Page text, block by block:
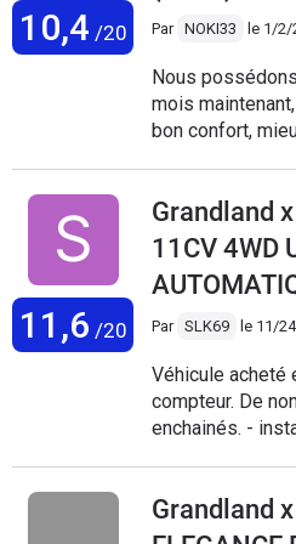
10,4 /20 Par NOKI33 le 1/2/
Nous
mois
bon confort,
prévoir pour
130cv, le
les 50 ou
de la boite auto
IMPÉRATIF sa
répétitions.
l'Opel
confortable.
11,6 /20
Grandland
11CV 4WD
Par SLK69 le 11/
Véhicule acheté
compteur. De
enchainés. -
Problème
jour / rappels
Grandland